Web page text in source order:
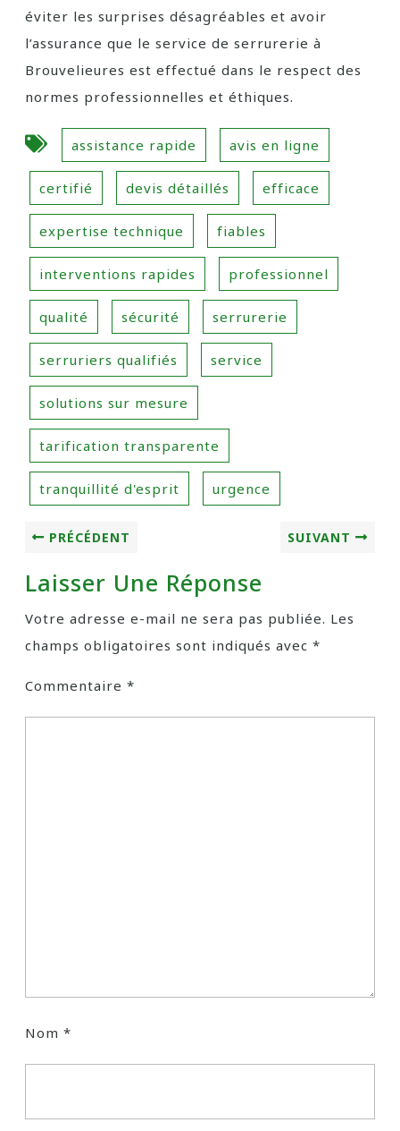
éviter les surprises désagréables et avoir
l’assurance que le service de serrurerie à
Brouvelieures est effectué dans le respect des
normes professionnelles et éthiques.
assistance rapide avis en ligne
certifié devis détaillés efficace
expertise technique fiables
interventions rapides professionnel
qualité sécurité serrurerie
serruriers qualifiés service
solutions sur mesure
tarification transparente
tranquillité d'esprit urgence
PRÉCÉDENT SUIVANT
Laisser Une Réponse
Votre adresse e-mail ne sera pas publiée. Les
champs obligatoires sont indiqués avec *
Commentaire *
Nom *